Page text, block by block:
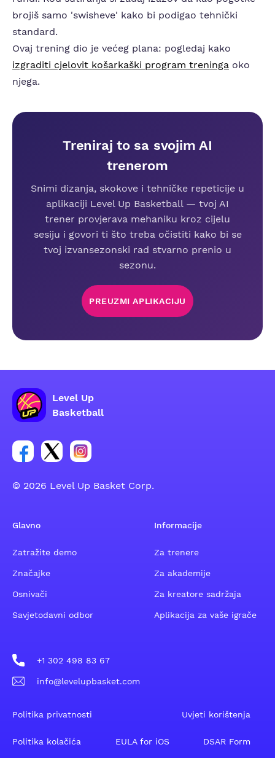
brojiš samo 'swisheve' kako bi podigao tehnički
standard.
Ovaj trening dio je većeg plana: pogledaj kako
izgraditi cjelovit košarkaški program treninga oko
njega.
Treniraj to sa svojim AI
trenerom
Snimi dizanja, skokove i tehničke repeticije u
aplikaciji Level Up Basketball — tvoj AI
trener provjerava mehaniku kroz cijelu
sesiju i govori ti što treba očistiti kako bi se
tvoj izvansezonski rad stvarno prenio u
sezonu.
PREUZMI APLIKACIJU
Level Up
Basketball
Poveznica za Facebook grupu
Poveznica za Twitter grupu
Poveznica za Instagram grupu
© 2026 Level Up Basket Corp.
Glavno
Zatražite demo
Značajke
Osnivači
Savjetodavni odbor
Informacije
Za trenere
Za akademije
Za kreatore sadržaja
Aplikacija za vaše igrače
+1 302 498 83 67
info@levelupbasket.com
Politika privatnosti Uvjeti korištenja
Politika kolačića EULA for iOS DSAR Form